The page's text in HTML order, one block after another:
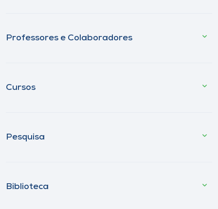
Professores e Colaboradores
Cursos
Pesquisa
Biblioteca